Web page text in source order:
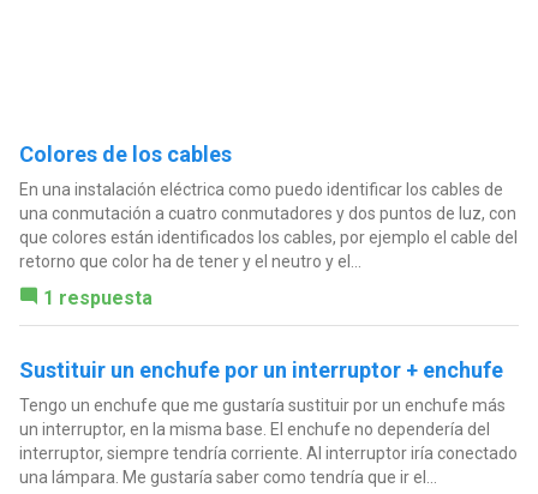
Colores de los cables
En una instalación eléctrica como puedo identificar los cables de
una conmutación a cuatro conmutadores y dos puntos de luz, con
que colores están identificados los cables, por ejemplo el cable del
retorno que color ha de tener y el neutro y el...
1 respuesta
Sustituir un enchufe por un interruptor + enchufe
Tengo un enchufe que me gustaría sustituir por un enchufe más
un interruptor, en la misma base. El enchufe no dependería del
interruptor, siempre tendría corriente. Al interruptor iría conectado
una lámpara. Me gustaría saber como tendría que ir el...